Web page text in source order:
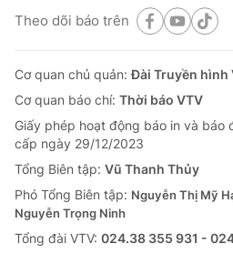
Theo dõi báo trên
Cơ quan chủ quản:Đài Truyền hình
Cơ quan báo chí: Thời báo VTV
Giấy phép hoạt động báo in và báo
cấp ngày 29/12/2023
Tổng Biên tập: Vũ Thanh Thủy
Phó Tổng Biên tập: Nguyễn Thị Mỹ
Nguyễn Trọng Ninh
Tổng đài VTV: 024.38 355 931 -